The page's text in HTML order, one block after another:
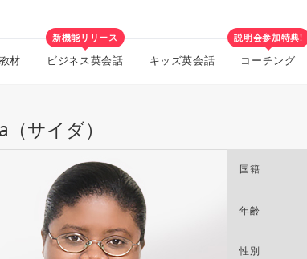
材
新機能リリース
ビジネス英会話 キッズ英会話
説明会参加特典!
コーチング
（サイダ）
国籍
年齢
性別